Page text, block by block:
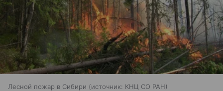
Лесной пожар в Сибири источник: КНЦ СО РАН